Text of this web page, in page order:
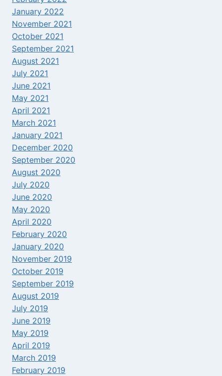
January 2022
November 2021
October 2021
September 2021
August 2021
July 2021
June 2021
May 2021
April 2021
March 2021
January 2021
December 2020
September 2020
August 2020
July 2020
June 2020
May 2020
April 2020
February 2020
January 2020
November 2019
October 2019
September 2019
August 2019
July 2019
June 2019
May 2019
April 2019
March 2019
February 2019